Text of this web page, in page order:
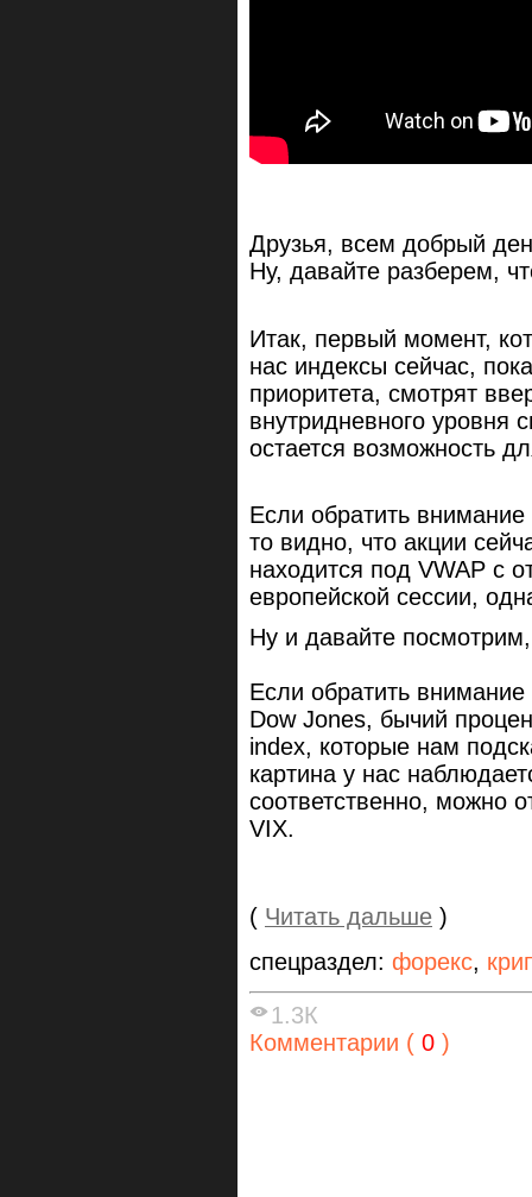
Друзья, всем добрый
Ну, давайте разберем,
Итак, первый момент,
нас индексы сейчас,
приоритета, смотрят
внутридневного уровня
остается возможность
Если обратить
то видно, что акции
находится под VWAP с
европейской сессии,
Ну и давайте
Если обратить
Dow Jones, бычий
index, которые нам
картина у нас
соответственно, можно
VIX.
( Читать дальше )
спецраздел: форекс,
1.3К
Комментарии ( 0 )